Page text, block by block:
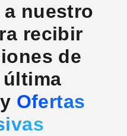
nuestro
recibir
de
Ofertas